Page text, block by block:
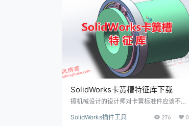
SolidWorks卡簧槽特征库下载
搞机械设计的设计师对卡簧标准件应该不陌
呢？ 很多人会说，查机械手册，查标准尺
SolidWorks插件工具 276 0